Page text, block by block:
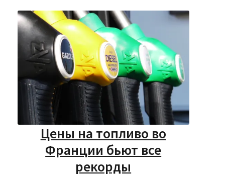
Цены на топливо во
Франции бьют все
рекорды